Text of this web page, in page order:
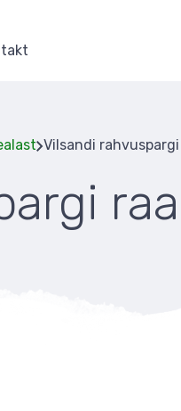
Vilsandi